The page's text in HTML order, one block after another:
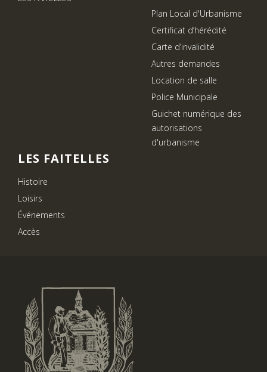
Plan Local d'Urbanisme
Certificat d’hérédité
Carte d’invalidité
Autres demandes
Location de salle
Police Municipale
Guichet numérique des
autorisations
d'urbanisme
LES FAITELLES
Histoire
Loisirs
Événements
Accès